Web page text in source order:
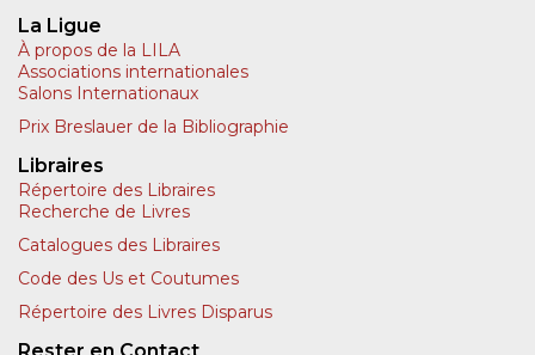
La Ligue
À propos de la LILA
Associations internationales
Salons Internationaux
Prix Breslauer de la Bibliographie
Libraires
Répertoire des Libraires
Recherche de Livres
Catalogues des Libraires
Code des Us et Coutumes
Répertoire des Livres Disparus